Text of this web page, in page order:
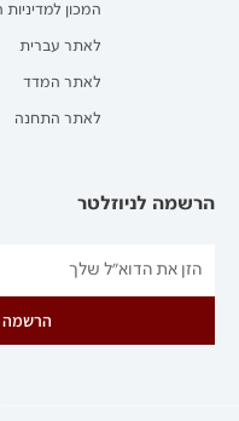
המכון למדיניות
לאתר עברית
לאתר המדד
לאתר התחנה
הרשמה לניוזלטר
הרשמה